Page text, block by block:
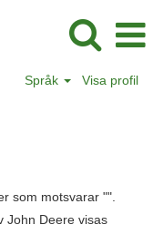
Språk Visa profil
som motsvarar "".
John Deere visas